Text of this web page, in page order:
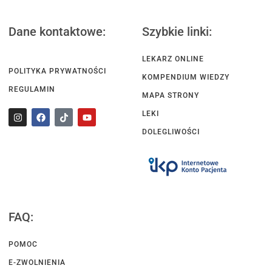
Dane kontaktowe:
POLITYKA PRYWATNOŚCI
REGULAMIN
Szybkie linki:
LEKARZ ONLINE
KOMPENDIUM WIEDZY
MAPA STRONY
LEKI
DOLEGLIWOŚCI
FAQ:
POMOC
E-ZWOLNIENIA